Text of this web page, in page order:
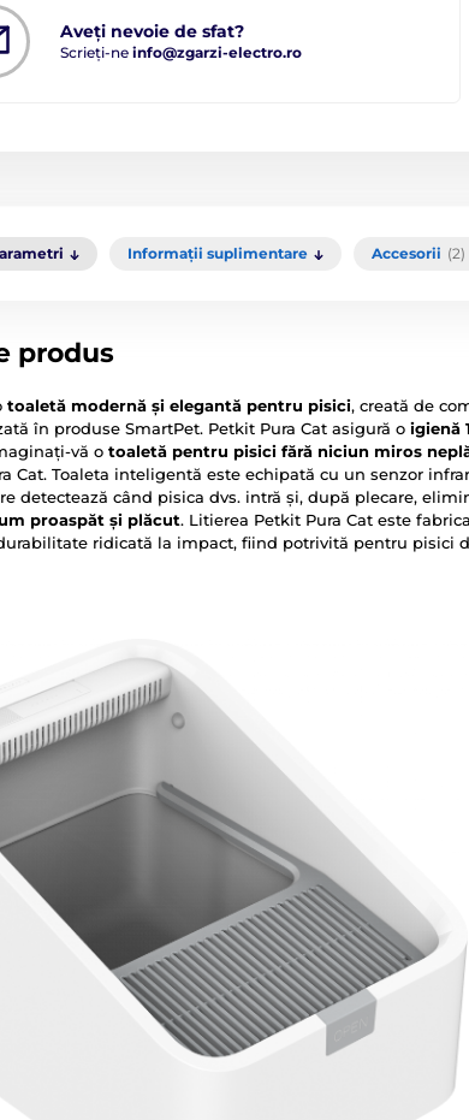
Aveți nevoie de sfat?
Scrieți-ne info@zgarzi-electro.ro
Informații suplimentare Accesorii (2)
produs
toaletă modernă și elegantă pentru pisici, creată de
în produse SmartPet. Petkit Pura Cat asigură o igienă
vă o toaletă pentru pisici fără niciun miros
Cat. Toaleta inteligentă este echipată cu un senzor
detectează când pisica dvs. intră și, după plecare,
proaspăt și plăcut. Litierea Petkit Pura Cat este
ridicată la impact, fiind potrivită pentru pisici